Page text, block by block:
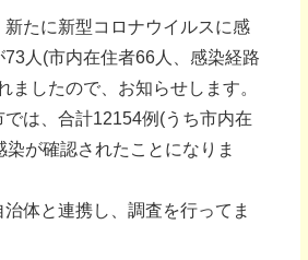
たに新型コロナウイルスに感
人(市内在住者66人、感染経路
ましたので、お知らせします。
では、合計12154例(うち市内在
が確認されたことになりま
体と連携し、調査を行ってま